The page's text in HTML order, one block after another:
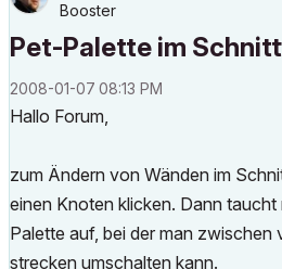
Booster
Pet-Palette im
‎2008-01-07 08:13 PM
Hallo Forum,
zum Ändern von Wänden im
einen Knoten klicken. Dann
Palette auf, bei der man zwischen
strecken umschalten kann.